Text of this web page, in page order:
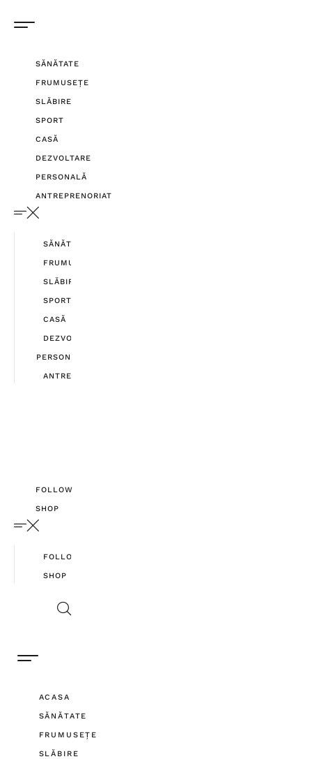
SĂNĂTATE
FRUMUSEȚE
SLĂBIRE
SPORT
CASĂ
DEZVOLTARE
PERSONALĂ
ANTREPRENORIAT
SĂNĂTATE
FRUMUSEȚE
SLĂBIRE
SPORT
CASĂ
DEZVOLTARE
PERSONALĂ
ANTREPRENORIAT
FOLLOW
SHOP
FOLLOW
SHOP
ACASA
SĂNĂTATE
FRUMUSEȚE
SLĂBIRE